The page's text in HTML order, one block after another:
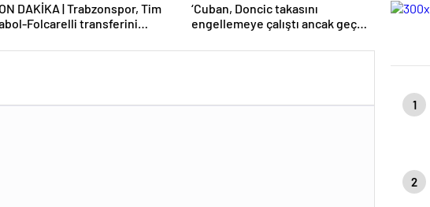
DAKİKA | Trabzonspor, Tim
Folcarelli transferini
‘Cuban, Doncic takasını
engellemeye çalıştı ancak geç
1
2